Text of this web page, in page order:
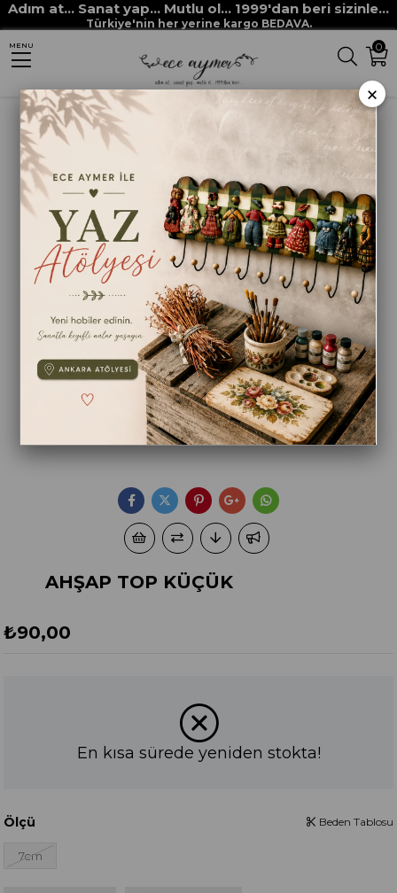
Adım at... Sanat yap... Mutlu ol... 1999'dan beri sizinle...
Türkiye'nin her yerine kargo BEDAVA.
0
MENU
Anasayfa HAM MALZEMELER MDF VE MASİF OBJELER MDF AKSESUAR
AHŞAP TOP KÜÇÜK
AHŞAP TOP KÜÇÜK
₺90,00
En kısa sürede yeniden stokta!
Ölçü
7cm
Beden Tablosu
×